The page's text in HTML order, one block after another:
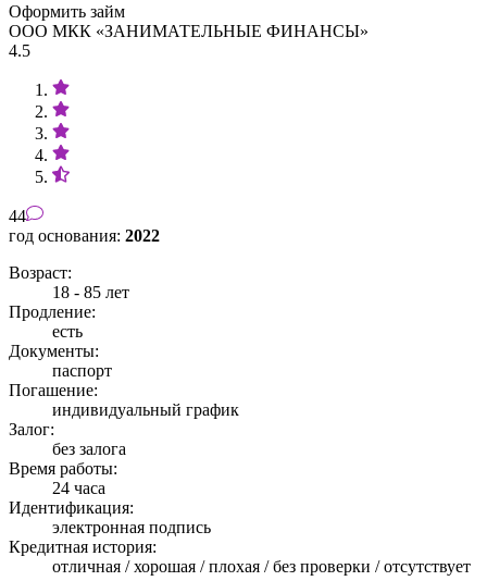
Оформить займ
ООО МКК «ЗАНИМАТЕЛЬНЫЕ ФИНАНСЫ»
4.5
44
год основания: 2022
Возраст:
18 - 85 лет
Продление:
есть
Документы:
паспорт
Погашение:
индивидуальный график
Залог:
без залога
Время работы:
24 часа
Идентификация:
электронная подпись
Кредитная история:
отличная / хорошая / плохая / без проверки / отсутствует